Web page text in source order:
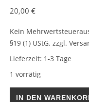
20,00 €
Kein
§19 (1) UStG. zzgl.
Lieferzeit: 1-3 Tage
1 vorrätig
Holzohrringe Blumen
IN DEN